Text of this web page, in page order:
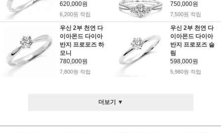
620,000원
6,200원 적립
750,000원
7,500원 적립
우신 2부 천연 다
이아몬드 다이아
반지 프로포즈 하
모니
780,000원
7,800원 적립
우신 2부 천연 다
이아몬드 다이아
반지 프로포즈 슬
림
598,000원
5,980원 적립
더보기 ▼